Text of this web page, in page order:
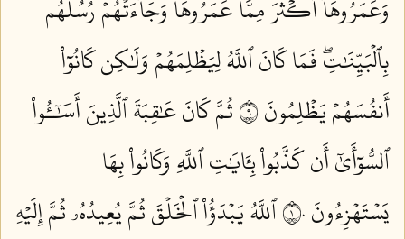
وَعَمَرُوهَآ أَكۡثَرَ مِمَّا عَمَرُوهَا وَجَآءَتۡهُمۡ رُسُلُهُم
بِٱلۡبَيِّنَٰتِۖ فَمَا كَانَ ٱللَّهُ لِيَظۡلِمَهُمۡ وَلَٰكِن كَانُوٓاْ
أَنفُسَهُمۡ يَظۡلِمُونَ ٩
ثُمَّ كَانَ عَٰقِبَةَ ٱلَّذِينَ أَسَٰٓـُٔواْ
ٱلسُّوٓأَىٰٓ أَن كَذَّبُواْ بِـَٔايَٰتِ ٱللَّهِ وَكَانُواْ بِهَا
يَسۡتَهۡزِءُونَ ١٠
ٱللَّهُ يَبۡدَؤُاْ ٱلۡخَلۡقَ ثُمَّ يُعِيدُهُۥ ثُمَّ إِلَيۡهِ